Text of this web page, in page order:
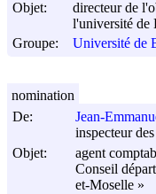
Objet:
directeur de
l'université de
Groupe:
Université de
De:
Jean-
inspecteur
Objet:
agent
Conseil
et-Moselle »
nomination